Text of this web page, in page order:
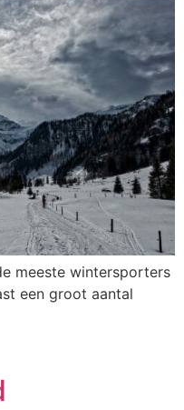
meeste wintersporters
een groot aantal